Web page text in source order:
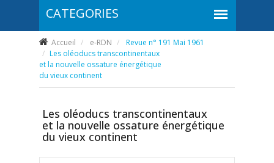
Accueil e-RDN
Revue n° 191 Mai 1961
Les oléoducs transcontinentaux
et la nouvelle ossature énergétique
du vieux continent
Les oléoducs transcontinentaux
et la nouvelle ossature énergétique
du vieux continent